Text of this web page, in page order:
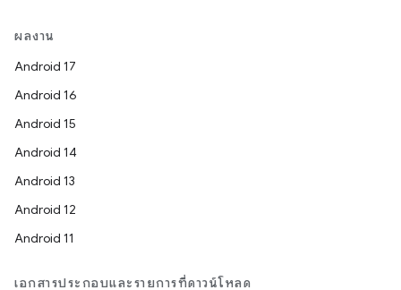
ผลงาน
Android 17
Android 16
Android 15
Android 14
Android 13
Android 12
Android 11
เอกสารประกอบและรายการที่ดาวน์โหลด